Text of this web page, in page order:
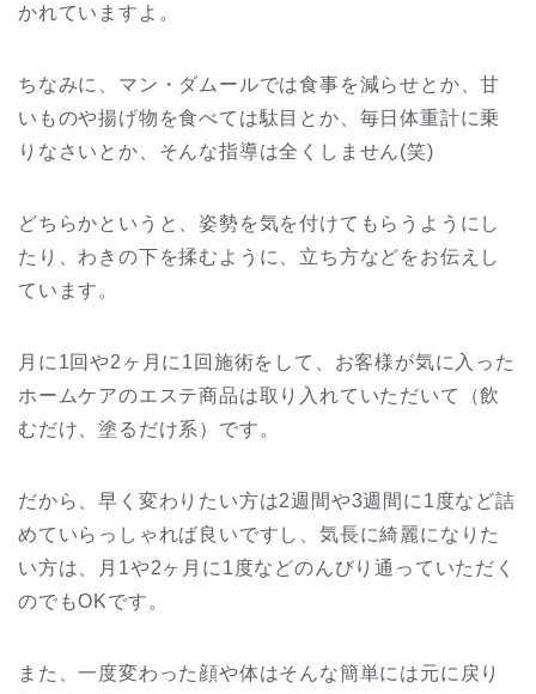
かれていますよ。
ちなみに、マン・ダムールでは食事を減らせとか、甘
いものや揚げ物を食べては駄目とか、毎日体重計に乗
りなさいとか、そんな指導は全くしません(笑)
どちらかというと、姿勢を気を付けてもらうようにし
たり、わきの下を揉むように、立ち方などをお伝えし
ています。
月に1回や2ヶ月に1回施術をして、お客様が気に入った
ホームケアのエステ商品は取り入れていただいて（飲
むだけ、塗るだけ系）です。
だから、早く変わりたい方は2週間や3週間に1度など詰
めていらっしゃれば良いですし、気長に綺麗になりた
い方は、月1や2ヶ月に1度などのんびり通っていただく
のでもOKです。
また、一度変わった顔や体はそんな簡単には元に戻り